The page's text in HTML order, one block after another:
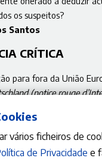
os suspeitos?
Santos
CRÍTICA
para fora da União
(notice rouge
vários ficheiros de
de Privacidade e